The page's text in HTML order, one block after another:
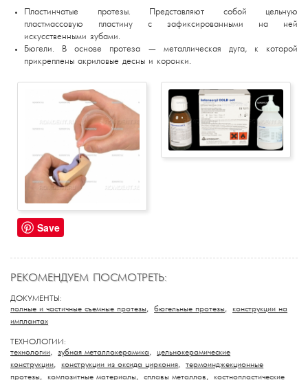
Пластинчатые протезы. Представляют собой цельную
пластмассовую пластину с зафиксированными на ней
искусственными зубами.
Бюгели. В основе протеза — металлическая дуга, к которой
прикреплены акриловые десны и коронки.
Save
РЕКОМЕНДУЕМ ПОСМОТРЕТЬ:
ДОКУМЕНТЫ:
полные и частичные съемные протезы, бюгельные протезы, конструкции на
имплантах
ТЕХНОЛОГИИ:
технологии, зубная металлокерамика, цельнокерамические
конструкции, конструкции из оксида циркония, термоинджекционные
протезы, композитные материалы, сплавы металлов, костнопластические